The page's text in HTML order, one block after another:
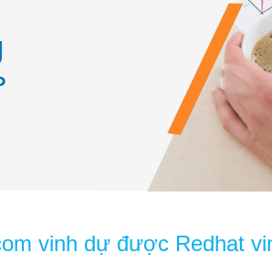
vinh dự được Redhat